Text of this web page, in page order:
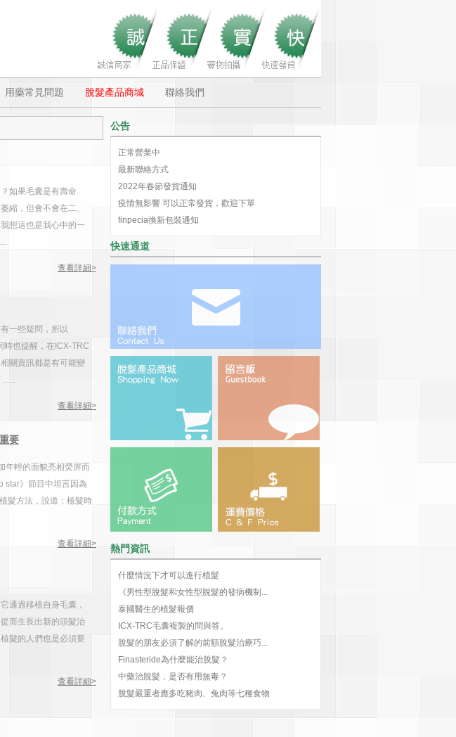
用藥常見問題 脫髮產品商城 聯絡我們
如果毛囊是有壽命
縮，但會不會在二、
想這也是我心中的一
查看詳細>
一些疑問，所以
時也提醒，在ICX-TRC
關資訊都是有可能變
查看詳細>
要
年輕的面貌亮相熒屏而
star》節目中坦言因為
髮方法，說道：植髮時
查看詳細>
通過移植自身毛囊，
而生長出新的頭髮治
髮的人們也是必須要
查看詳細>
公告
正常營業中
最新聯絡方式
2022年春節發貨通知
疫情無影響 可以正常發貨，歡迎下單
finpecia換新包裝通知
快速通道
熱門資訊
什麼情況下才可以進行植髮
《男性型脫髮和女性型脫髮的發病機制...
泰國醫生的植髮報價
ICX-TRC毛囊複製的問與答。
脫髮的朋友必須了解的前額脫髮治療巧...
Finasteride為什麼能治脫髮？
中藥治脫髮，是否有用無毒？
脫髮嚴重者應多吃豬肉、兔肉等七種食物